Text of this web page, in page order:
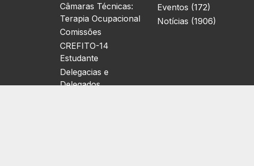
Câmaras Técnicas:
Terapia Ocupacional
Comissões
CREFITO-14
Estudante
Delegacias e
Delegados
Eventos (172)
Notícias (1906)